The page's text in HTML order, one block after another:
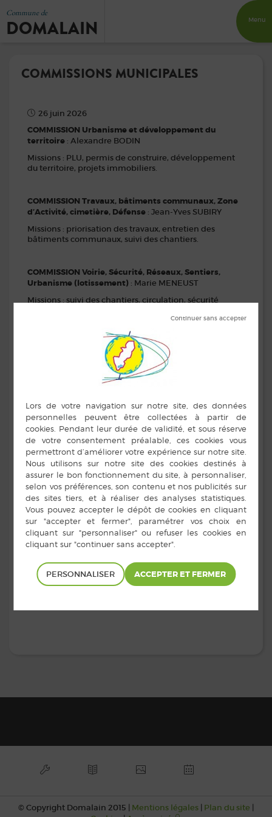
Commune de
DOMALAIN Menu
COMMISSIONS MUNICIPALES
26 juin 2026
COMMISSION Urbanisme et développement du
territoire : Alexandre BODIN
Missions : PLU, permis de construire, développement
du territoire, projets immobiliers.
COMMISSION Travaux, bâtiments communaux, Zone
d’Activité, cimetière, Défense : Jean-Yves SUBIRY
Missions : priorisation des travaux, entretien des
bâtiments communaux, suivi des chantiers.
COMMISSION Voirie, Sécurité, Réseaux, Sentiers,
Urbanisme (lotissement) : Marie MENEUST
Missions : suivi des chantiers, circulation, sécurité
COMMISSION Vie Locale, Relation avec les
associations, Culture, Sports, Animation et
Delphine SUBIRY
animations, sports, culture, communication
municipale.
COMMISSION Ecole et périscolaire, Gestion citoyenne,
CCAS Affaires Sociales, Affectation des logements :
Delphine SUBIRY
Missions : Vie scolaire, périscolaire, cantine, projet
jeunesse, accompagnement des familles, jeunesse,
familles et personnes âgées.
COMMISSION Environnement, Terrain des sports,
cadre de vie et transition écologique, Agriculture,
poche :Sylvain MOREAU
Missions : Espaces verts, propreté, fleurissement,
© Copyright Domalain 2015 | Mentions légales | Plan du site |
PERSONNALISER